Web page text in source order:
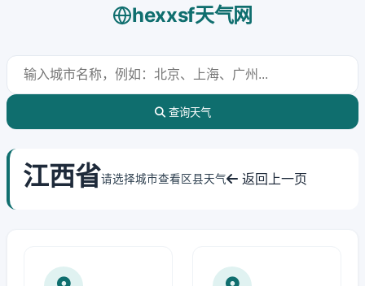
hexxsf天气网
查询天气
江西省请选择城市查看区县天气 返回上一页